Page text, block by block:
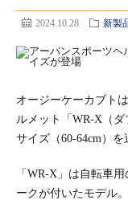
2024.10.28 新製
オージーケーカブト
ルメット「WR-X（
サイズ（60-64cm）を
「WR-X」は自転車
ークが付いたモデル